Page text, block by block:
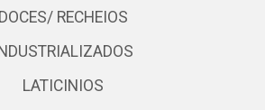
DOCES/ RECHEIOS
INDUSTRIALIZADOS
LATICINIOS